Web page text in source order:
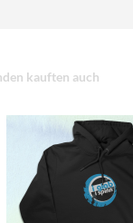
kauften auch